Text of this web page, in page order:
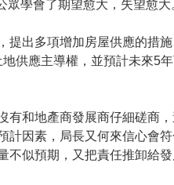
學會了期望愈大，失望愈大
出多項增加房屋供應的措
供應主導權，並預計未來5
和地產商發展商仔細磋商
因素，局長又何來信心會
似預期，又把責任推卸給